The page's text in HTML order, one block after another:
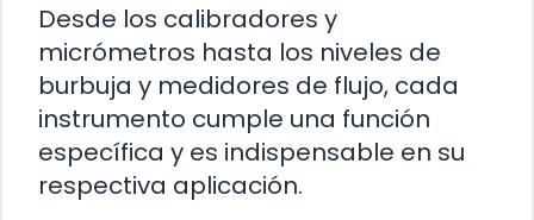
Desde los calibradores y
micrómetros hasta los niveles de
burbuja y medidores de flujo, cada
instrumento cumple una función
específica y es indispensable en su
respectiva aplicación.